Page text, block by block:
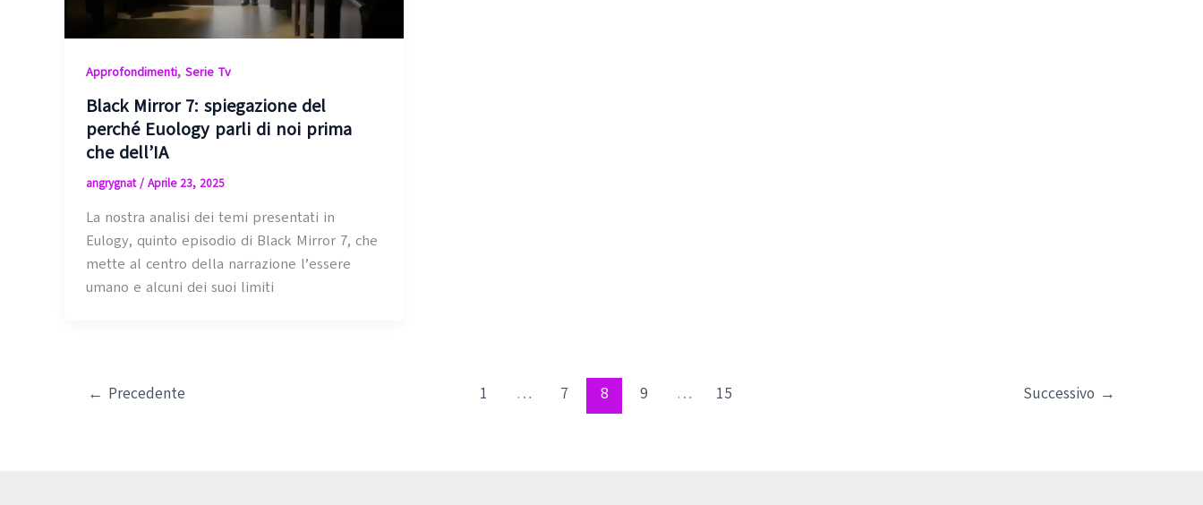
Approfondimenti, Serie Tv
Black Mirror 7: spiegazione del
perché Euology parli di noi prima
che dell’IA
angrygnat/ Aprile 23, 2025
La nostra analisi dei temi presentati in
Eulogy, quinto episodio di Black Mirror 7, che
mette al centro della narrazione l’essere
umano e alcuni dei suoi limiti
← Precedente 1 … 7 8 9 … 15 Successivo →